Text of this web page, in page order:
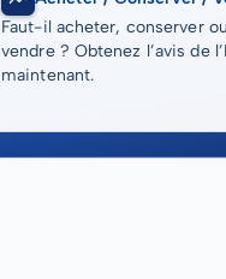
Faut-il acheter, conserver ou
vendre ? Obtenez l’avis de
maintenant.